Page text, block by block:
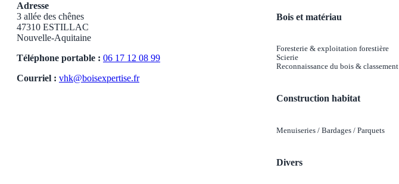
Adresse
3 allée des chênes
47310 ESTILLAC
Nouvelle-Aquitaine
Téléphone portable : 06 17 12 08 99
Courriel : vhk@boisexpertise.fr
Bois et matériau
Foresterie & exploitation forestière
Scierie
Reconnaissance du bois & classement
Construction habitat
Menuiseries / Bardages / Parquets
Divers